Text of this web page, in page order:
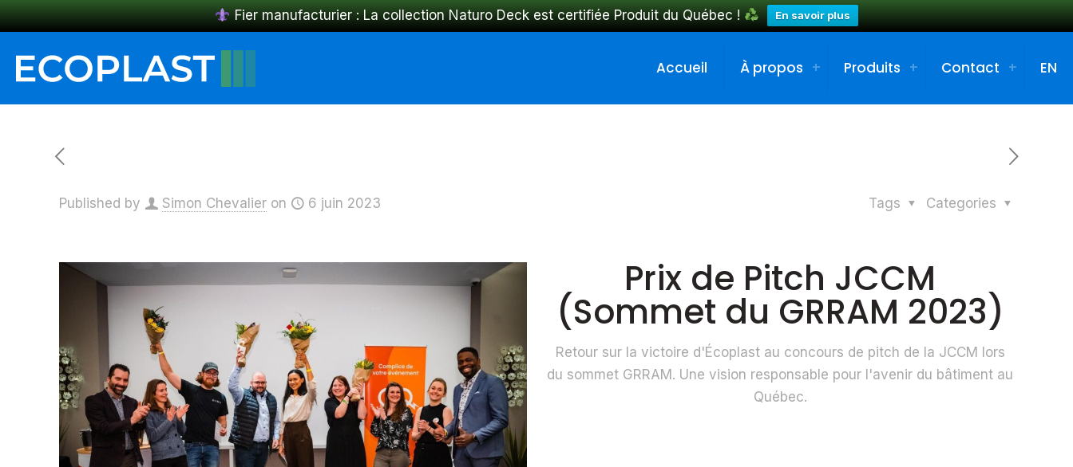
Fier manufacturier : La collection Naturo Deck est certifiée Produit du Québec ! En savoir plus
Accueil À propos Produits Contact EN
Published by Simon Chevalier on 6 juin 2023 Categories
Tags
Prix de Pitch JCCM
(Sommet du GRRAM 2023)
Retour sur la victoire d'Écoplast au concours de pitch de la JCCM lors
du sommet GRRAM. Une vision responsable pour l'avenir du bâtiment au
Québec.